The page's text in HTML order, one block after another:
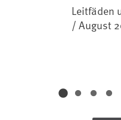
Leitfäden
/ August